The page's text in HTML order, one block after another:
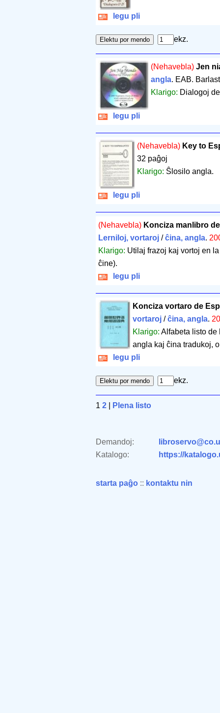
legu pli
ekz.
(Nehavebla) Jen
angla. EAB.
Klarigo: Dialogoj
legu pli
(Nehavebla) Key to
32 paĝoj
Klarigo: Ŝlosilo angla.
legu pli
(Nehavebla) Konciza manlibro
Lerniloj, vortaroj /ĉina, angla.
Klarigo: Utilaj frazoj kaj vortoj en
ĉine).
legu pli
Konciza vortaro de
vortaroj/ĉina, angla.
Klarigo: Alfabeta listo de
angla kaj ĉina tradukoj,
legu pli
ekz.
1 2 Plena listo
Demandoj:
Katalogo:
https://
starta paĝo :: kontaktu nin